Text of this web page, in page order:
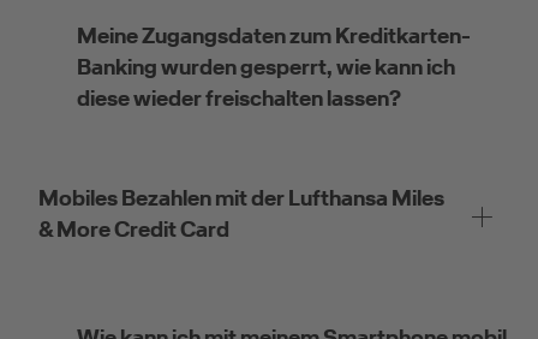
Meine Zugangsdaten zum Kreditkarten-
Banking wurden gesperrt, wie kann ich
diese wieder freischalten lassen?
Mobiles Bezahlen mit der Lufthansa Miles
& More Credit Card